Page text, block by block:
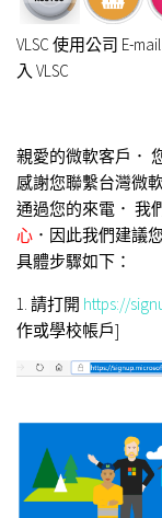
VLSC 使用公司 E-
入 VLSC
親愛的微軟客戶．
感謝您聯繫台灣微
通過您的來電． 我
心 ．因此我們建議
具體步驟如下：
1. 請打開 https://
作或學校帳戶]